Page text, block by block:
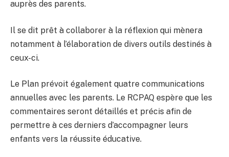
auprès des parents.
Il se dit prêt à collaborer à la réflexion qui mènera
notamment à l’élaboration de divers outils destinés à
ceux-ci.
Le Plan prévoit également quatre communications
annuelles avec les parents. Le RCPAQ espère que les
commentaires seront détaillés et précis afin de
permettre à ces derniers d’accompagner leurs
enfants vers la réussite éducative.